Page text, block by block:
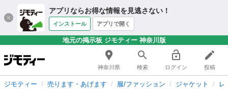
アプリならお得な情報を見逃さない！
インストール アプリで開く
地元の掲示板 ジモティー 神奈川版
神奈川県 検索 ログイン 投稿
ジモティー 売ります・あげます 服/ファッション ジャケット レ